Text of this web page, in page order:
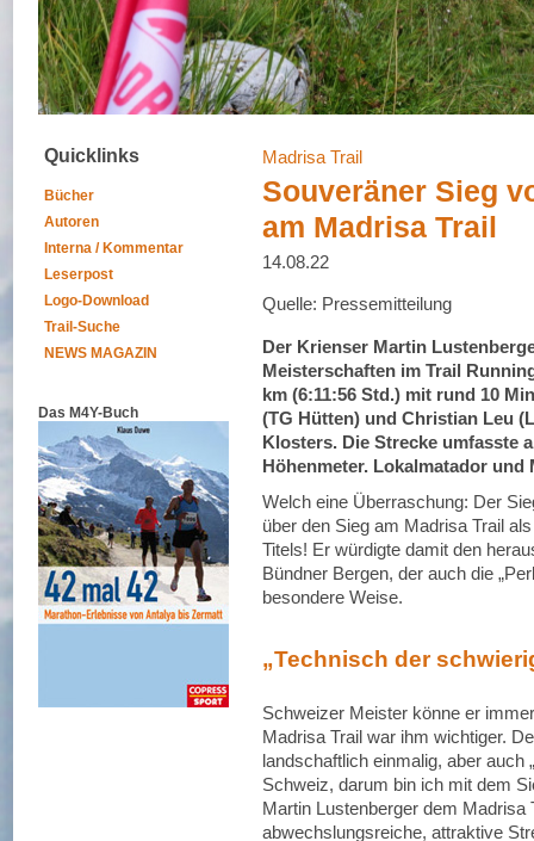
Quicklinks
Bücher
Autoren
Interna / Kommentar
Leserpost
Logo-Download
Trail-Suche
NEWS MAGAZIN
Das M4Y-Buch
Madrisa Trail
Souveräner Sieg
am Madrisa Trail
14.08.22
Quelle: Pressemitteilung
Der Krienser Martin
Meisterschaften im Trail
km (6:11:56 Std.) mit rund 10
(TG Hütten) und Christian Leu
Klosters. Die Strecke umfasste
Höhenmeter. Lokalmatador
Welch eine Überraschung: Der
über den Sieg am Madrisa Trail
Titels! Er würdigte damit den
Bündner Bergen, der auch die
besondere Weise.
„Technisch der
Schweizer Meister könne er
Madrisa Trail war ihm wichtiger.
landschaftlich einmalig, aber auch
Schweiz, darum bin ich mit dem
Martin Lustenberger dem Madrisa
abwechslungsreiche, attraktive